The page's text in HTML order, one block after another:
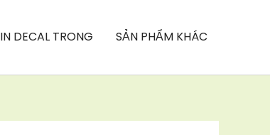
IN DECAL TRONG SẢN PHẨM KHÁC